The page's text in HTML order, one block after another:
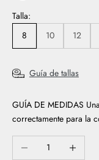
Talla:
8
10 12
Guía de tallas
GUÍA DE MEDIDAS
correctamente para la
Reducir cantidadAumentar